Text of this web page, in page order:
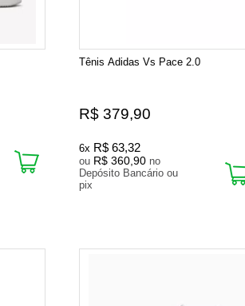
Tênis Adidas Vs Pace 2.0
R$ 379,90
6x R$ 63,32
ou R$ 360,90 no
Depósito Bancário ou
pix